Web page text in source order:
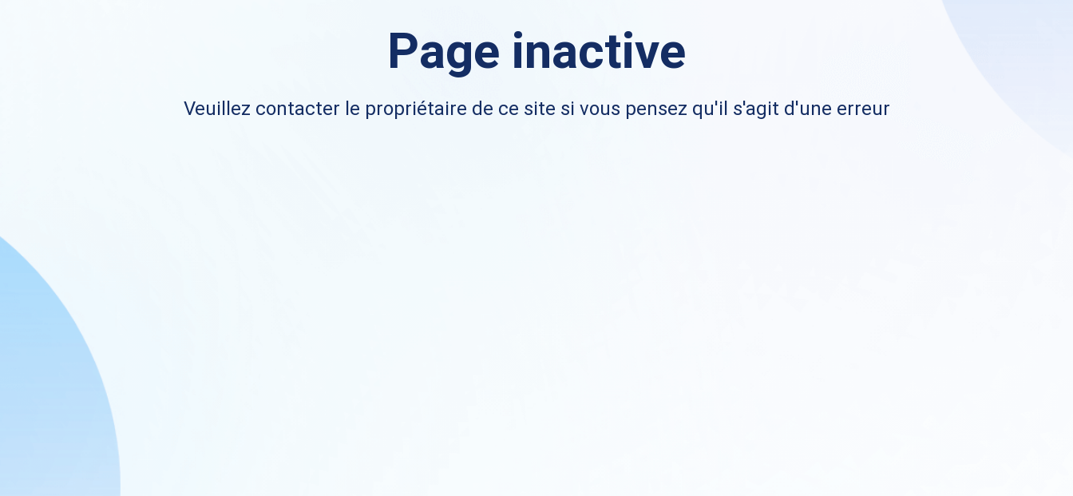
Page inactive
Veuillez contacter le propriétaire de ce site si vous pensez qu'il s'agit d'une erreur